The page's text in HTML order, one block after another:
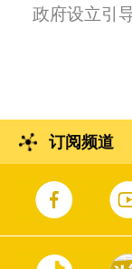
订阅频道